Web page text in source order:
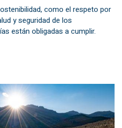
como el respeto por
y seguridad de los
están obligadas a cumplir.